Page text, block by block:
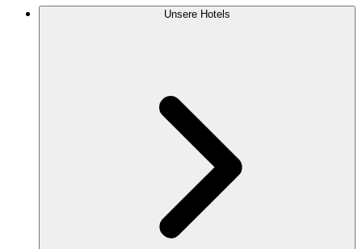
Unsere Hotels